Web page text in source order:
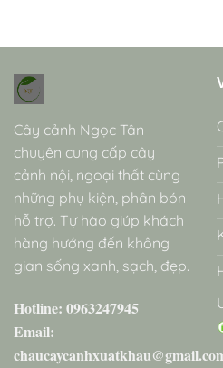
Cây cảnh Ngọc Tân
chuyên cung cấp cây
cảnh nội, ngoại thất cùng
những phụ kiện, phân bón
hỗ trợ. Tự hào giúp khách
hàng hướng đến không
gian sống xanh, sạch, đẹp.
Hotline: 0963247945
Email: